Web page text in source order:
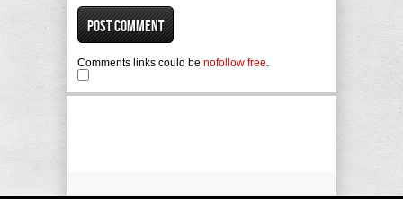
Comments links could be nofollow free.